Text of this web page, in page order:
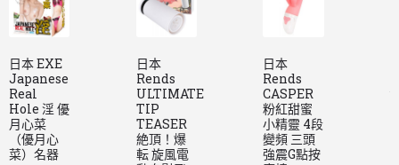
日本 EXE
Japanese
Real
Hole 淫 優
月心菜
（優月心
菜）名器
日本
Rends
ULTIMATE
TIP
TEASER
絶頂！爆
転 旋風電
日本
Rends
CASPER
粉紅甜蜜
小精靈 4段
變頻 三頭
強震G點按